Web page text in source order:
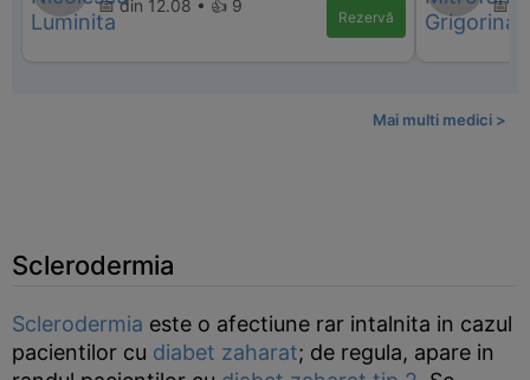
📅 din 12.08 • 👍 9
Rezervă
📅
Mai multi medici >
Sclerodermia
Sclerodermia este o afectiune rar intalnita in cazul
pacientilor cu diabet zaharat; de regula, apare in